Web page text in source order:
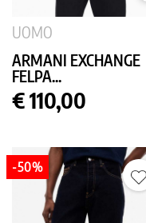
UOMO
ARMANI EXCHANGE
FELPA...
Prezzo
€ 110,00
-50%